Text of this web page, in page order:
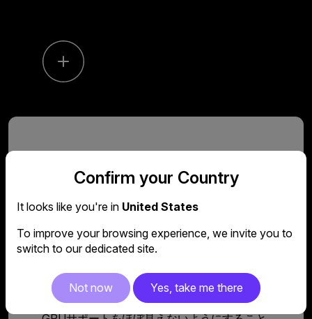
エッジが光る
ARGB強化ガラ
ス
CNC加工により、強化ガラス全体にARGBの
光を行き渡らせる光のレールを形成していま
す。またライトアップをオフにすることで、
Confirm your Country
It looks like you're in United States
To improve your browsing experience, we invite you to
switch to our dedicated site.
Not now Yes, take me there